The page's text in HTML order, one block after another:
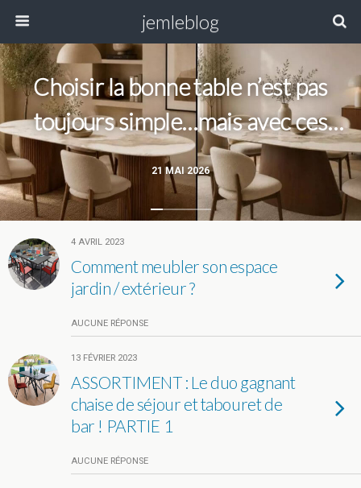
jemleblog
21 MAI 2026
Choisir la bonne table n’est pas
toujours simple…mais avec ces
modèles, la question ne se pose
plus !
4 AVRIL 2023
Comment meubler son espace
jardin / extérieur ?
AUCUNE RÉPONSE
13 FÉVRIER 2023
ASSORTIMENT : Le duo gagnant
chaise de séjour et tabouret de
bar ! PARTIE 1
AUCUNE RÉPONSE